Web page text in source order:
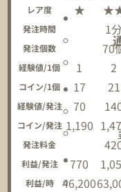
レア度 ★
発注時間 1
発注個数 70
経験値/1個 1 2
コイン/1個 17 21
経験値/発注 70
コイン/発注 1,190
発注料金
利益/発注 770
利益/時 46,200